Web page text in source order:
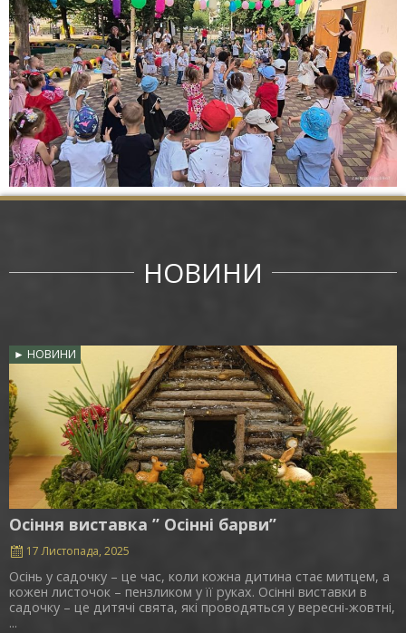
НОВИНИ
► НОВИНИ
Осіння виставка ” Осінні барви”
17 Листопада, 2025
Осінь у садочку – це час, коли кожна дитина стає митцем, а
кожен листочок – пензликом у її руках. Осінні виставки в
садочку – це дитячі свята, які проводяться у вересні-жовтні,
...